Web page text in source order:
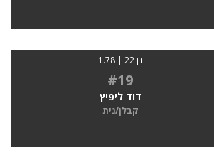
בן 22 | 1.78
#19
דוד ליפיץ
קבלן/נית